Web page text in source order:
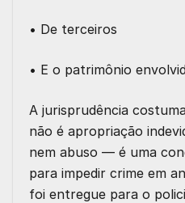
• De terceiros
• E o patrimônio
A jurisprudência
não é apropriação
nem abuso — é uma
para impedir crime em
foi entregue para o